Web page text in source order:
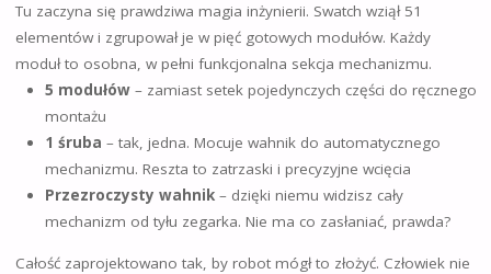
Tu zaczyna się prawdziwa magia inżynierii. Swatch wziął 51
elementów i zgrupował je w pięć gotowych modułów. Każdy
moduł to osobna, w pełni funkcjonalna sekcja mechanizmu.
5 modułów– zamiast setek pojedynczych części do ręcznego
montażu
1 śruba – tak, jedna. Mocuje wahnik do automatycznego
mechanizmu. Reszta to zatrzaski i precyzyjne wcięcia
Przezroczysty wahnik– dzięki niemu widzisz cały
mechanizm od tyłu zegarka. Nie ma co zasłaniać, prawda?
Całość zaprojektowano tak, by robot mógł to złożyć. Człowiek nie